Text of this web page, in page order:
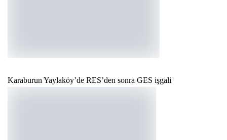
Karaburun Yaylaköy’de RES’den sonra GES işgali